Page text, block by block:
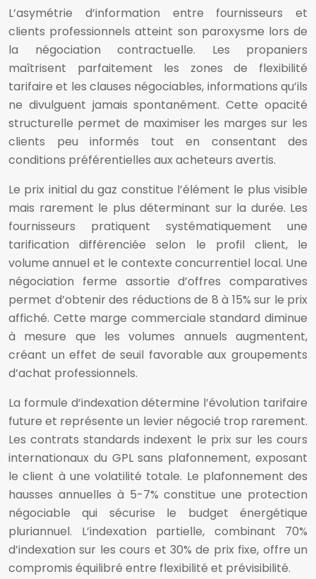
L’asymétrie d’information entre fournisseurs et
clients professionnels atteint son paroxysme lors de
la négociation contractuelle. Les propaniers
maîtrisent parfaitement les zones de flexibilité
tarifaire et les clauses négociables, informations qu’ils
ne divulguent jamais spontanément. Cette opacité
structurelle permet de maximiser les marges sur les
clients peu informés tout en consentant des
conditions préférentielles aux acheteurs avertis.
Le prix initial du gaz constitue l’élément le plus visible
mais rarement le plus déterminant sur la durée. Les
fournisseurs pratiquent systématiquement une
tarification différenciée selon le profil client, le
volume annuel et le contexte concurrentiel local. Une
négociation ferme assortie d’offres comparatives
permet d’obtenir des réductions de 8 à 15% sur le prix
affiché. Cette marge commerciale standard diminue
à mesure que les volumes annuels augmentent,
créant un effet de seuil favorable aux groupements
d’achat professionnels.
La formule d’indexation détermine l’évolution tarifaire
future et représente un levier négocié trop rarement.
Les contrats standards indexent le prix sur les cours
internationaux du GPL sans plafonnement, exposant
le client à une volatilité totale. Le plafonnement des
hausses annuelles à 5-7% constitue une protection
négociable qui sécurise le budget énergétique
pluriannuel. L’indexation partielle, combinant 70%
d’indexation sur les cours et 30% de prix fixe, offre un
compromis équilibré entre flexibilité et prévisibilité.